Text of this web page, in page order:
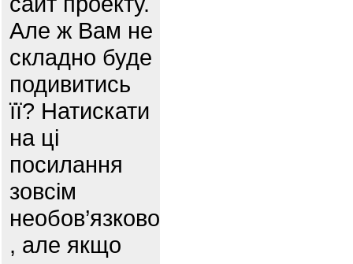
Але ж Вам не
складно буде
подивитись
її? Натискати
на ці
посилання
зовсім
необов’язково
, але якщо